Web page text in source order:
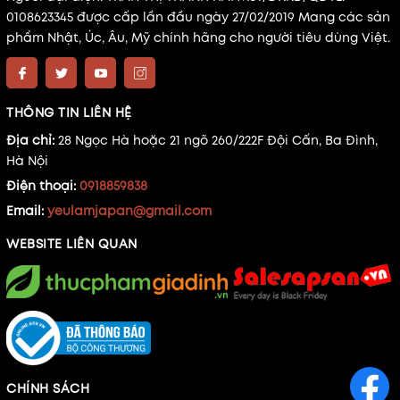
0108623345 được cấp lần đầu ngày 27/02/2019 Mang các sản
phẩm Nhật, Úc, Âu, Mỹ chính hãng cho người tiêu dùng Việt.
THÔNG TIN LIÊN HỆ
Địa chỉ: 28 Ngọc Hà hoặc 21 ngõ 260/222F Đội Cấn, Ba Đình,
Hà Nội
Điện thoại: 0918859838
Email: yeulamjapan@gmail.com
WEBSITE LIÊN QUAN
CHÍNH SÁCH